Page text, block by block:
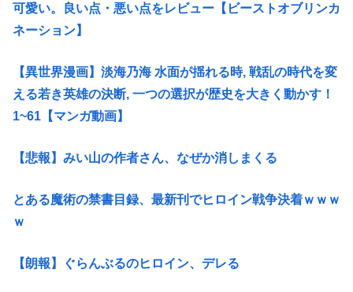
可愛い。良い点・悪い点をレビュー【ビーストオブリンカ
ネーション】
【異世界漫画】淡海乃海 水面が揺れる時, 戦乱の時代を変
える若き英雄の決断, 一つの選択が歴史を大きく動かす！
1~61【マンガ動画】
【悲報】みい山の作者さん、なぜか消しまくる
とある魔術の禁書目録、最新刊でヒロイン戦争決着ｗｗｗ
ｗ
【朗報】ぐらんぶるのヒロイン、デレる